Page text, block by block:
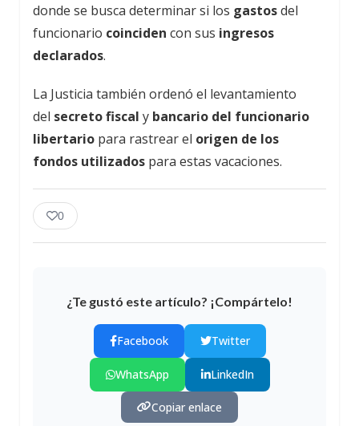
donde se busca determinar si los gastosdel
funcionario coinciden con sus ingresos
declarados.
La Justicia también ordenó el levantamiento
del secreto fiscal y bancario del funcionario
libertario para rastrear el origen de los
fondos utilizados para estas vacaciones.
0
¿Te gustó este artículo? ¡Compártelo!
Facebook Twitter
WhatsApp LinkedIn
Copiar enlace